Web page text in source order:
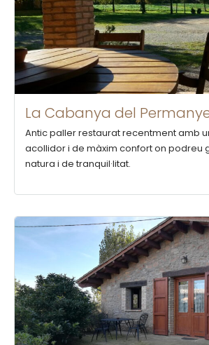
La Cabanya del
Antic paller restaurat recentment amb
acollidor i de màxim confort on podreu
natura i de tranquil·litat.